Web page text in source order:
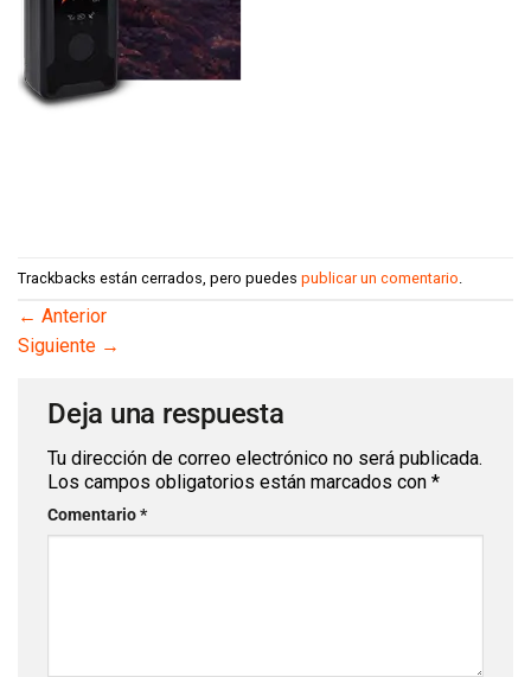
Trackbacks están cerrados, pero puedes publicar un comentario
← Anterior
Siguiente →
Deja una respuesta
Tu dirección de correo electrónico no será publicada.
Los campos obligatorios están marcados con *
Comentario*